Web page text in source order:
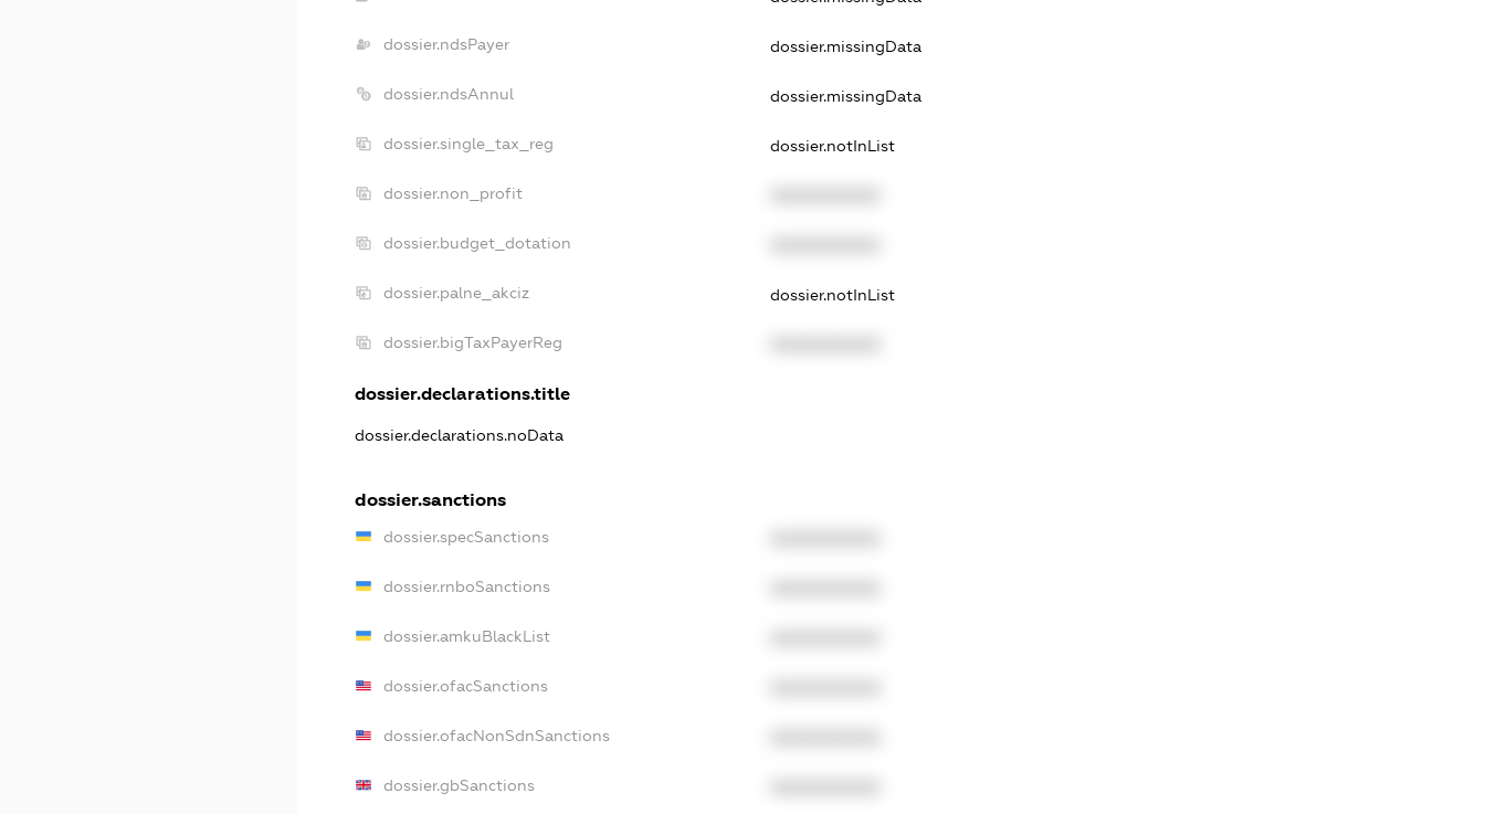
dossier.ndsPayer dossier.missingData
dossier.ndsAnnul dossier.missingData
dossier.single_tax_reg dossier.notInList
dossier.non_profit
dossier.budget_dotation
dossier.palne_akciz dossier.notInList
dossier.bigTaxPayerReg
dossier.declarations.title
dossier.declarations.noData
dossier.sanctions
dossier.specSanctions
dossier.rnboSanctions
dossier.amkuBlackList
dossier.ofacSanctions
dossier.ofacNonSdnSanctions
dossier.gbSanctions